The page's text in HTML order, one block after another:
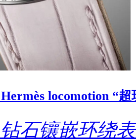
locomotion “
钻石镶嵌环绕